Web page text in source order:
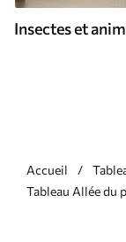
Insectes et
Accueil
Tableau Allée du